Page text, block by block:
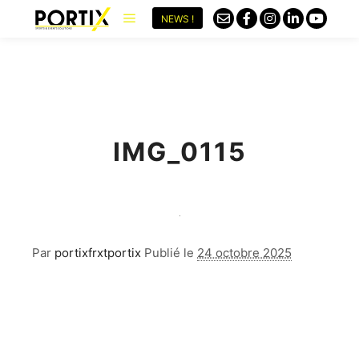
NEWS !
IMG_0115
Par portixfrxtportix Publié le 24 octobre 2025